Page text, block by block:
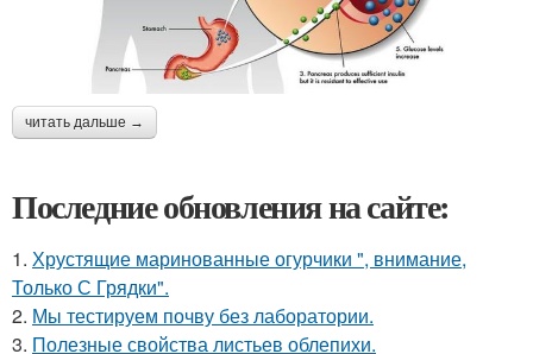
читать дальше →
Последние обновления на сайте:
1. Хрустящие маринованные огурчики ", внимание,
Только С Грядки".
2. Мы тестируем почву без лаборатории.
3. Полезные свойства листьев облепихи.